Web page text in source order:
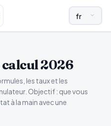
LANGUE ET
2026
les taux et les
Objectif : que vous
à la main avec une